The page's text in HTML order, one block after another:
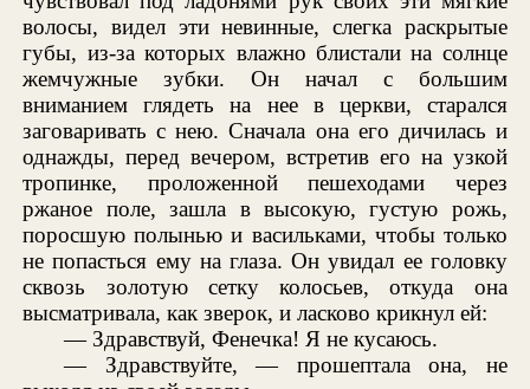
волосы, видел эти невинные, слегка раскрытые
губы, из-за которых влажно блистали на солнце
жемчужные зубки. Он начал с большим
вниманием глядеть на нее в церкви, старался
заговаривать с нею. Сначала она его дичилась и
однажды, перед вечером, встретив его на узкой
тропинке, проложенной пешеходами через
ржаное поле, зашла в высокую, густую рожь,
поросшую полынью и васильками, чтобы только
не попасться ему на глаза. Он увидал ее головку
сквозь золотую сетку колосьев, откуда она
высматривала, как зверок, и ласково крикнул ей:
— Здравствуй, Фенечка! Я не кусаюсь.
— Здравствуйте, — прошептала она, не